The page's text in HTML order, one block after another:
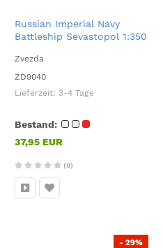
Russian Imperial Navy
Battleship Sevastopol 1:350
Zvezda
ZD9040
Lieferzeit: 3-4 Tage
Bestand:
37,95 EUR
(0)
- 29%